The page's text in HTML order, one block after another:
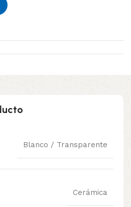
Blanco / Transparente
Cerámica